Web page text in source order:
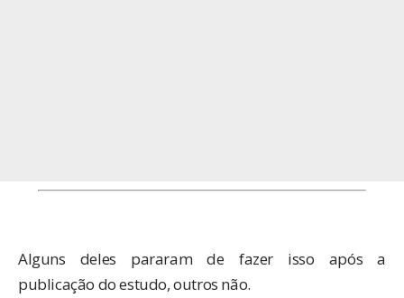
Alguns deles pararam de fazer isso após a
publicação do estudo, outros não.